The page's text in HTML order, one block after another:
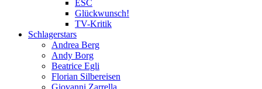
ESC
Glückwunsch!
TV-Kritik
Schlagerstars
Andrea Berg
Andy Borg
Beatrice Egli
Florian Silbereisen
Giovanni Zarrella